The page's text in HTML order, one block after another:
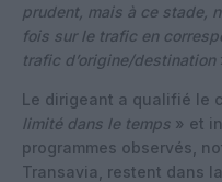
prudent, mais à ce stade,
fois sur le trafic en
trafic d’origine/destination
Le dirigeant a qualifié le
limité dans le temps » et
programmes observés,
Transavia, restent dans